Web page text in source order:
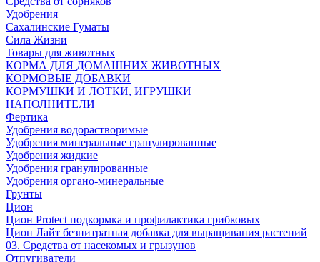
Удобрения
Сахалинские Гуматы
Сила Жизни
Товары для животных
КОРМА ДЛЯ ДОМАШНИХ ЖИВОТНЫХ
КОРМОВЫЕ ДОБАВКИ
КОРМУШКИ И ЛОТКИ, ИГРУШКИ
НАПОЛНИТЕЛИ
Фертика
Удобрения водорастворимые
Удобрения минеральные гранулированные
Удобрения жидкие
Удобрения гранулированные
Удобрения органо-минеральные
Грунты
Цион
Цион Protect подкормка и профилактика грибковых
Цион Лайт безнитратная добавка для выращивания растений
03. Средства от насекомых и грызунов
Отпугиватели